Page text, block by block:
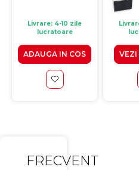
Livrare: 4-10 zile
lucratoare
ADAUGA IN COS VEZI
FRECVENT